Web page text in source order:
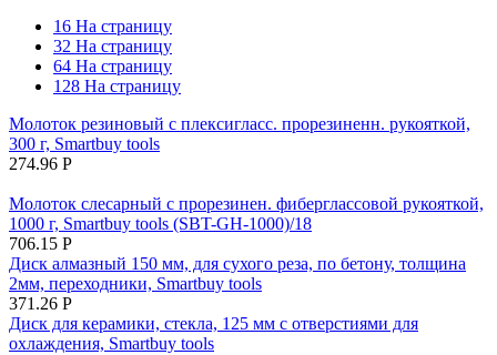
16 На страницу
32 На страницу
64 На страницу
128 На страницу
Молоток резиновый с плексигласс. прорезиненн. рукояткой,
300 г, Smartbuy tools
274.96 Р
Молоток слесарный с прорезинен. фиберглассовой рукояткой,
1000 г, Smartbuy tools (SBT-GH-1000)/18
706.15 Р
Диск алмазный 150 мм, для сухого реза, по бетону, толщина
2мм, переходники, Smartbuy tools
371.26 Р
Диск для керамики, стекла, 125 мм с отверстиями для
охлаждения, Smartbuy tools